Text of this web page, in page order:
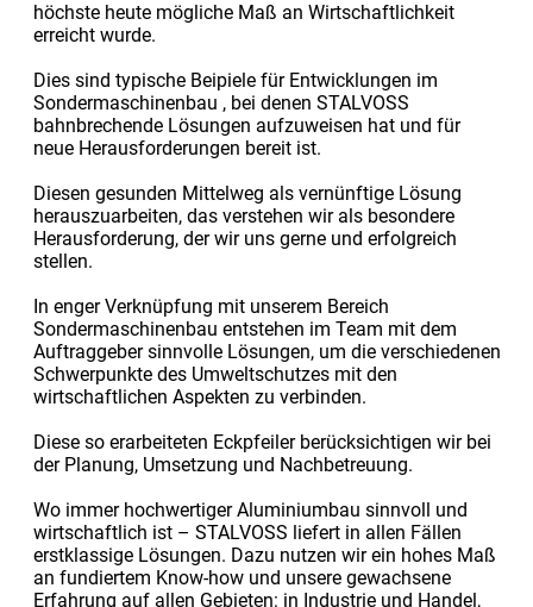
höchste heute mögliche Maß an Wirtschaftlichkeit
erreicht wurde.
Dies sind typische Beipiele für Entwicklungen im
Sondermaschinenbau , bei denen STALVOSS
bahnbrechende Lösungen aufzuweisen hat und für
neue Herausforderungen bereit ist.
Diesen gesunden Mittelweg als vernünftige Lösung
herauszuarbeiten, das verstehen wir als besondere
Herausforderung, der wir uns gerne und erfolgreich
stellen.
In enger Verknüpfung mit unserem Bereich
Sondermaschinenbau entstehen im Team mit dem
Auftraggeber sinnvolle Lösungen, um die verschiedenen
Schwerpunkte des Umweltschutzes mit den
wirtschaftlichen Aspekten zu verbinden.
Diese so erarbeiteten Eckpfeiler berücksichtigen wir bei
der Planung, Umsetzung und Nachbetreuung.
Wo immer hochwertiger Aluminiumbau sinnvoll und
wirtschaftlich ist – STALVOSS liefert in allen Fällen
erstklassige Lösungen. Dazu nutzen wir ein hohes Maß
an fundiertem Know-how und unsere gewachsene
Erfahrung auf allen Gebieten: in Industrie und Handel,